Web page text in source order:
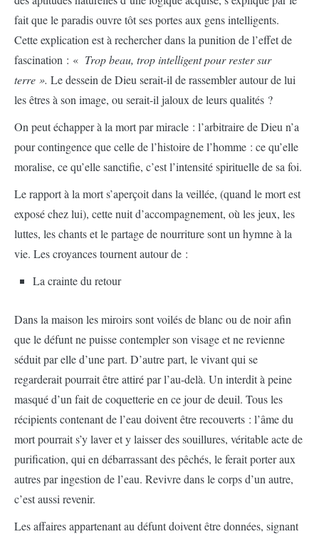
fait que le paradis ouvre tôt ses portes aux gens intelligents.
Cette explication est à rechercher dans la punition de l’effet de
fascination : « Trop beau, trop intelligent pour rester sur
terre ». Le dessein de Dieu serait-il de rassembler autour de lui
les êtres à son image, ou serait-il jaloux de leurs qualités ?
On peut échapper à la mort par miracle : l’arbitraire de Dieu n’a
pour contingence que celle de l’histoire de l’homme : ce qu’elle
moralise, ce qu’elle sanctifie, c’est l’intensité spirituelle de sa foi.
Le rapport à la mort s’aperçoit dans la veillée, (quand le mort est
exposé chez lui), cette nuit d’accompagnement, où les jeux, les
luttes, les chants et le partage de nourriture sont un hymne à la
vie. Les croyances tournent autour de :
La crainte du retour
Dans la maison les miroirs sont voilés de blanc ou de noir afin
que le défunt ne puisse contempler son visage et ne revienne
séduit par elle d’une part. D’autre part, le vivant qui se
regarderait pourrait être attiré par l’au-delà. Un interdit à peine
masqué d’un fait de coquetterie en ce jour de deuil. Tous les
récipients contenant de l’eau doivent être recouverts : l’âme du
mort pourrait s’y laver et y laisser des souillures, véritable acte de
purification, qui en débarrassant des pêchés, le ferait porter aux
autres par ingestion de l’eau. Revivre dans le corps d’un autre,
c’est aussi revenir.
Les affaires appartenant au défunt doivent être données, signant